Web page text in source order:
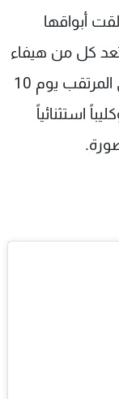
أبواقها
كل من هيفاء
وسانت ليفانت لطرح هذا الديو الصيفي المرتقب يوم 10
استثنائياً